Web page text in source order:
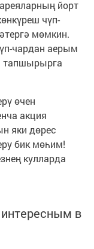
йорт
чүп-
мөмкин.
чардан аерым
тапшырырга
өчен
акция
яки дөрес
бик мөһим!
кулларда
в